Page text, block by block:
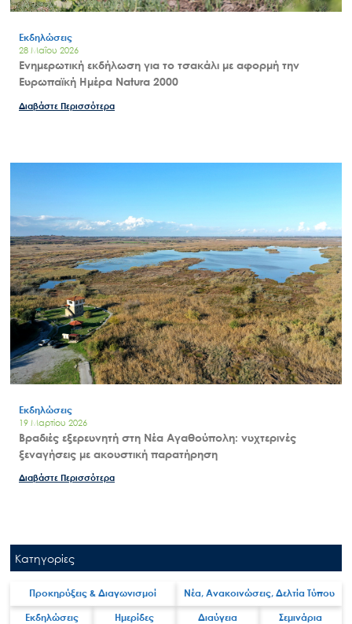
for:
Νέα – Δημοσιότητα
Άξονες δράσης
Εκδηλώσεις
28 Μαΐου 2026
Ενημερωτική εκδήλωση για το τσακάλι με αφορμή την
Ευρωπαϊκή Ημέρα Natura 2000
Διαβάστε Περισσότερα
Εκδηλώσεις
19 Μαρτίου 2026
Βραδιές εξερευνητή στη Νέα Αγαθούπολη: νυχτερινές
ξεναγήσεις με ακουστική παρατήρηση
Διαβάστε Περισσότερα
Κατηγορίες
Προκηρύξεις & Διαγωνισμοί Νέα, Ανακοινώσεις, Δελτία Τύπου
Εκδηλώσεις Ημερίδες Διαύγεια Σεμινάρια